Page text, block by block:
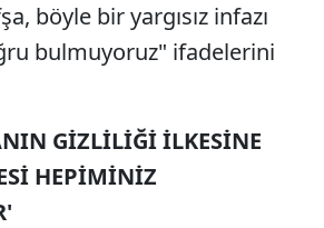
böyle bir yargısız infazı
bulmuyoruz" ifadelerini
GİZLİLİĞİ İLKESİNE
HEPİMİNİZ